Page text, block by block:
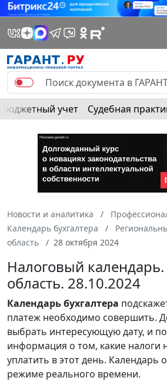
Бюджетный учет Судебная
Новости и аналитика
Календарь бухгалтера
область
28 октября 2024
Налоговый
область. 28.10.2024
Календарьбухгалтера
платеж необходимо совершить.
выбрать интересующую дату, и
информация о том, какие налоги
уплатить в этот день. Календарь
режиме реального времени.